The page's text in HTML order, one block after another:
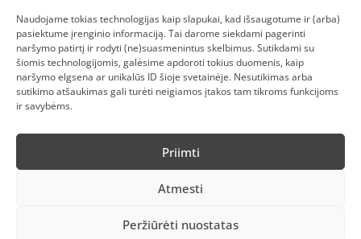
Naudojame tokias technologijas kaip slapukai, kad išsaugotume ir (arba)
pasiektume įrenginio informaciją. Tai darome siekdami pagerinti
naršymo patirtį ir rodyti (ne)suasmenintus skelbimus. Sutikdami su
šiomis technologijomis, galėsime apdoroti tokius duomenis, kaip
naršymo elgsena ar unikalūs ID šioje svetainėje. Nesutikimas arba
sutikimo atšaukimas gali turėti neigiamos įtakos tam tikroms funkcijoms
ir savybėms.
Priimti
Atmesti
Peržiūrėti nuostatas
PREKIŲ IR PINIGŲ GRĄŽINIMAS
ATSISKAITYMAS
D.U.K
KOKYBĖS POLITIKA
SLAPUKŲ POLITIKA
SĄLYGOS IR TAISYKLĖS
ELEKTRONIKOS RŪŠIAVIMAS